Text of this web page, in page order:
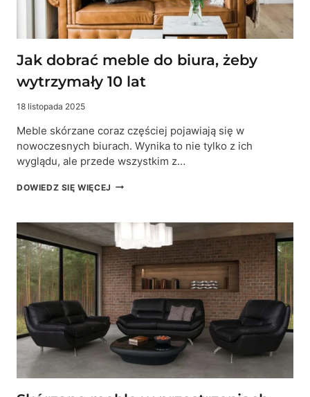
Jak dobrać meble do biura, żeby
wytrzymały 10 lat
18 listopada 2025
Meble skórzane coraz częściej pojawiają się w
nowoczesnych biurach. Wynika to nie tylko z ich
wyglądu, ale przede wszystkim z…
DOWIEDZ SIĘ WIĘCEJ JAK
DO
BIURA,
ŻEBY
WYTRZYMAŁY
10
LAT